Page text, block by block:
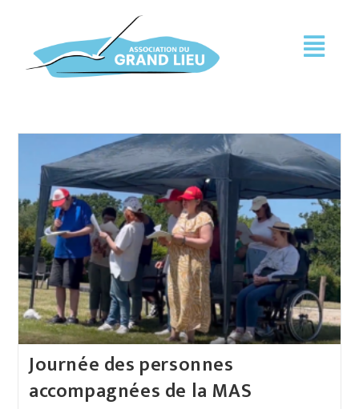
Journée des personnes
accompagnées de la MAS